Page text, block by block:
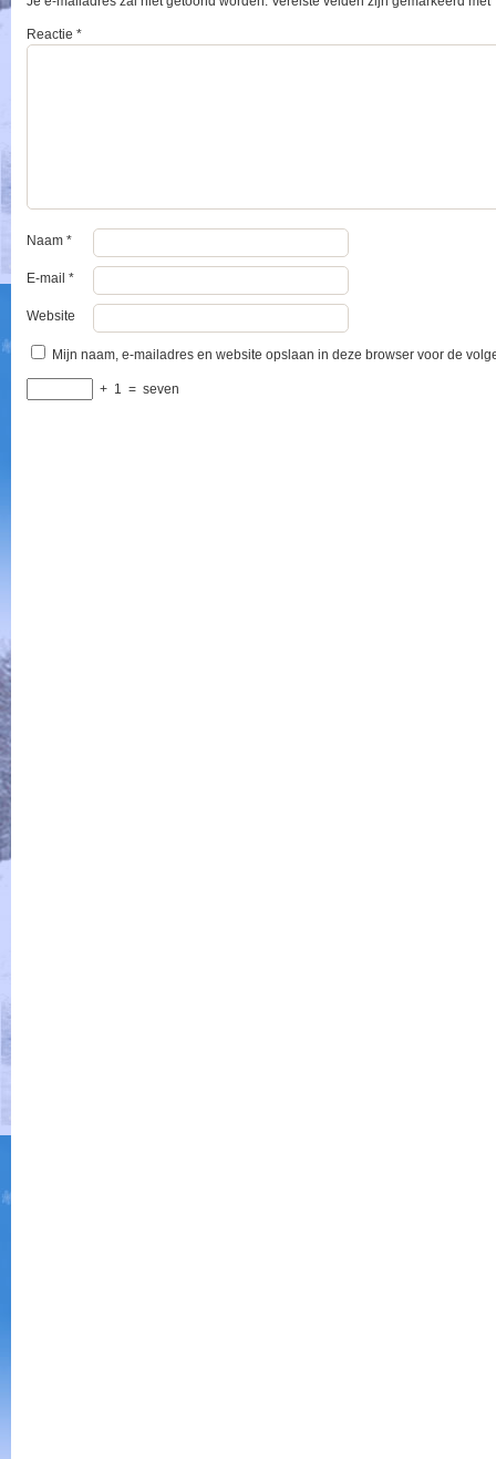
Reactie*
Naam*
E-mail*
Website
Mijn naam, e-mailadres en website opslaan in deze browser voor de
+ 1 = seven